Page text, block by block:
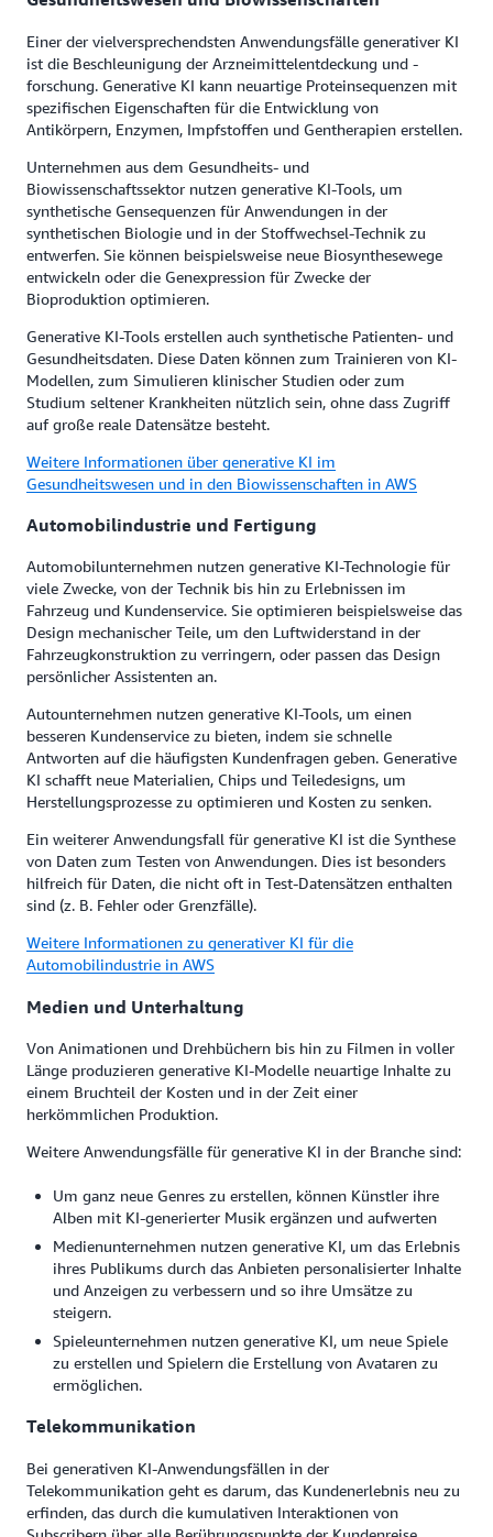
Einer der vielversprechendsten Anwendungsfälle generativer KI
ist die Beschleunigung der Arzneimittelentdeckung und -
forschung. Generative KI kann neuartige Proteinsequenzen mit
spezifischen Eigenschaften für die Entwicklung von
Antikörpern, Enzymen, Impfstoffen und Gentherapien erstellen.
Unternehmen aus dem Gesundheits- und
Biowissenschaftssektor nutzen generative KI-Tools, um
synthetische Gensequenzen für Anwendungen in der
synthetischen Biologie und in der Stoffwechsel-Technik zu
entwerfen. Sie können beispielsweise neue Biosynthesewege
entwickeln oder die Genexpression für Zwecke der
Bioproduktion optimieren.
Generative KI-Tools erstellen auch synthetische Patienten- und
Gesundheitsdaten. Diese Daten können zum Trainieren von KI-
Modellen, zum Simulieren klinischer Studien oder zum
Studium seltener Krankheiten nützlich sein, ohne dass Zugriff
auf große reale Datensätze besteht.
Weitere Informationen über generative KI im
Gesundheitswesen und in den Biowissenschaften in AWS
Automobilindustrie und Fertigung
Automobilunternehmen nutzen generative KI-Technologie für
viele Zwecke, von der Technik bis hin zu Erlebnissen im
Fahrzeug und Kundenservice. Sie optimieren beispielsweise das
Design mechanischer Teile, um den Luftwiderstand in der
Fahrzeugkonstruktion zu verringern, oder passen das Design
persönlicher Assistenten an.
Autounternehmen nutzen generative KI-Tools, um einen
besseren Kundenservice zu bieten, indem sie schnelle
Antworten auf die häufigsten Kundenfragen geben. Generative
KI schafft neue Materialien, Chips und Teiledesigns, um
Herstellungsprozesse zu optimieren und Kosten zu senken.
Ein weiterer Anwendungsfall für generative KI ist die Synthese
von Daten zum Testen von Anwendungen. Dies ist besonders
hilfreich für Daten, die nicht oft in Test-Datensätzen enthalten
sind (z. B. Fehler oder Grenzfälle).
Weitere Informationen zu generativer KI für die
Automobilindustrie in AWS
Medien und Unterhaltung
Von Animationen und Drehbüchern bis hin zu Filmen in voller
Länge produzieren generative KI-Modelle neuartige Inhalte zu
einem Bruchteil der Kosten und in der Zeit einer
herkömmlichen Produktion.
Weitere Anwendungsfälle für generative KI in der Branche sind:
Um ganz neue Genres zu erstellen, können Künstler ihre
Alben mit KI-generierter Musik ergänzen und aufwerten
Medienunternehmen nutzen generative KI, um das Erlebnis
ihres Publikums durch das Anbieten personalisierter Inhalte
und Anzeigen zu verbessern und so ihre Umsätze zu
steigern.
Spieleunternehmen nutzen generative KI, um neue Spiele
zu erstellen und Spielern die Erstellung von Avataren zu
ermöglichen.
Telekommunikation
Bei generativen KI-Anwendungsfällen in der
Telekommunikation geht es darum, das Kundenerlebnis neu zu
erfinden, das durch die kumulativen Interaktionen von